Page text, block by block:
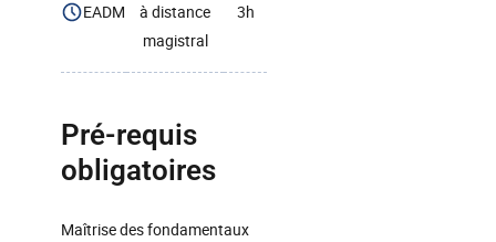
EADM
à distance
magistral
3h
Pré-requis
obligatoires
Maîtrise des fondamentaux